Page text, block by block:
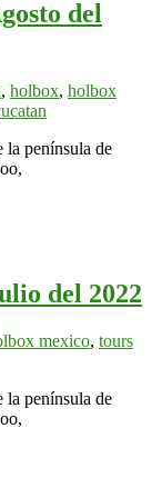
del
, holbox, holbox
la península de
del 2022
mexico, tours
la península de